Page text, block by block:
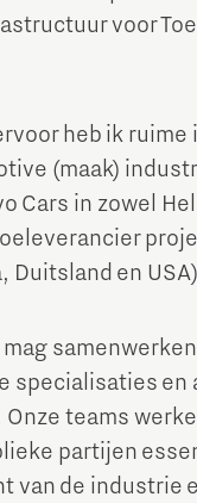
voor
heb ik
(maak)
Cars in zowel
Duitsland en
specialisaties
teams
partijen
van de industrie